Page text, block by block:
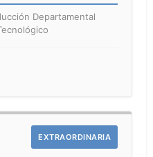
Departamental
EXTRAORDINARIA